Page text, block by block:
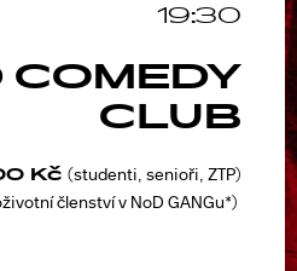
19:30
COMEDY
CLUB
Kč (studenti, senioři, ZTP)
členství v NoD GANGu*)